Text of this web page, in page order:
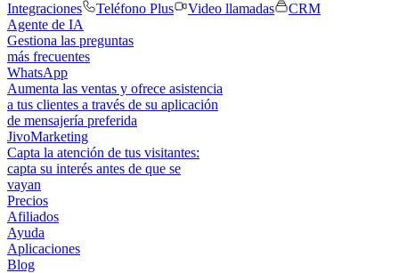
Integraciones
Teléfono Plus Video llamadas
CRM
Agente de IA
Gestiona las preguntas
más frecuentes
WhatsApp
Aumenta las ventas y ofrece asistencia
a tus clientes a través de su aplicación
de mensajería preferida
JivoMarketing
Capta la atención de tus visitantes:
capta su interés antes de que se
vayan
Precios
Afiliados
Ayuda
Aplicaciones
Blog